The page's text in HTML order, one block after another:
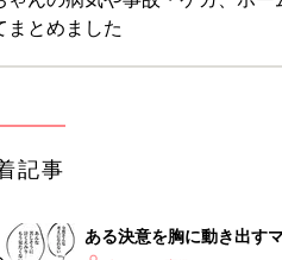
子どもの水難事故は、7